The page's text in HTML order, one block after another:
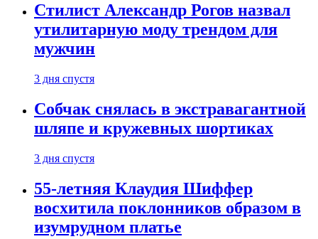
Стилист Александр Рогов назвал
утилитарную моду трендом для
мужчин
3 дня спустя
Собчак снялась в экстравагантной
шляпе и кружевных шортиках
3 дня спустя
55-летняя Клаудия Шиффер
восхитила поклонников образом в
изумрудном платье